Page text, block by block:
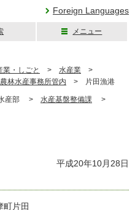
Foreign Languages
メニュー
業・しごと > 水産業 >
林水産事務所管内 > 片田漁港
産部 > 水産基盤整備課 >
平成20年10月28日
片田